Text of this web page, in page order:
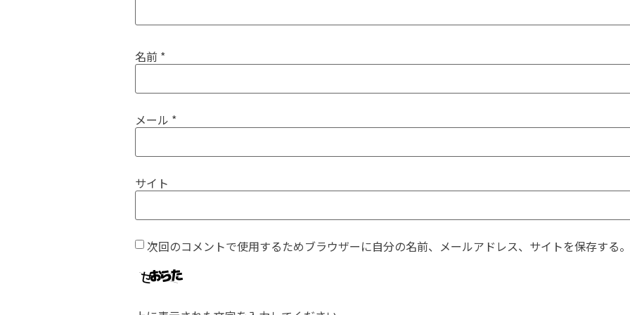
名前 *
メール *
サイト
次回のコメントで使用するためブラウザーに自分の名前、メールアドレス、サイトを保存する。